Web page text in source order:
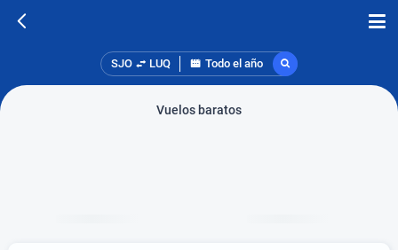
SJO LUQ Todo el año
Vuelos baratos